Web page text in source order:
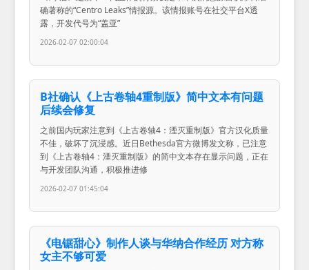
确著称的“Centro Leaks”情报源。该情报账号在社交平台X透
露，开发代号为“盖亚”
2026-02-07 02:00:04
B社确认《上古卷轴4重制版》简中文本有问题
后续会修复
之前国内玩家注意到《上古卷轴4：湮灭重制版》官方汉化质量
不佳，破坏了沉浸感。近日Bethesda官方微博发文称，已注意
到《上古卷轴4：湮灭重制版》的简中文本存在显示问题，正在
与开发团队沟通，积极推进修
2026-02-07 01:45:04
《电锯甜心》制作人谈与华纳合作经历 对方称
女主不够可爱